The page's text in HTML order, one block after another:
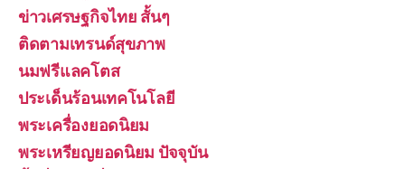
ข่าวเศรษฐกิจไทย สั้นๆ
ติดตามเทรนด์สุขภาพ
นมฟรีแลคโตส
ประเด็นร้อนเทคโนโลยี
พระเครื่องยอดนิยม
พระเหรียญยอดนิยม ปัจจุบัน